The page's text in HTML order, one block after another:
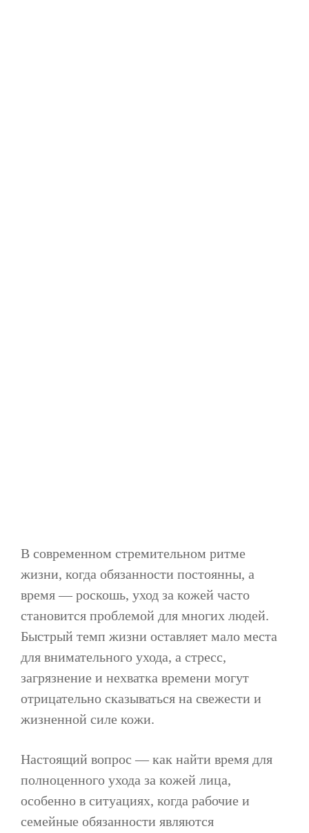
В современном стремительном ритме
жизни, когда обязанности постоянны, а
время — роскошь, уход за кожей часто
становится проблемой для многих людей.
Быстрый темп жизни оставляет мало места
для внимательного ухода, а стресс,
загрязнение и нехватка времени могут
отрицательно сказываться на свежести и
жизненной силе кожи.
Настоящий вопрос — как найти время для
полноценного ухода за кожей лица,
особенно в ситуациях, когда рабочие и
семейные обязанности являются